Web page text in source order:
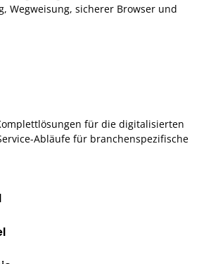
Wegweisung, sicherer Browser und
für die digitalisierten
Abläufe für branchenspezifische